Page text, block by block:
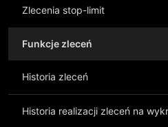
Zlecenia stop-limit
Funkcje zleceń
Historia zleceń
Historia realizacji zleceń na